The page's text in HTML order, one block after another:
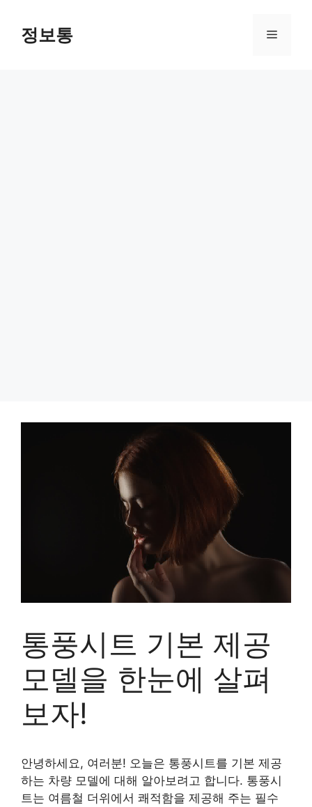
content정보통 Menu
통풍시트 기본 제공
모델을 한눈에 살펴
보자!
안녕하세요, 여러분! 오늘은 통풍시트를 기본 제공
하는 차량 모델에 대해 알아보려고 합니다. 통풍시
트는 여름철 더위에서 쾌적함을 제공해 주는 필수